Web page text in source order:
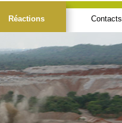
Réactions Contacts